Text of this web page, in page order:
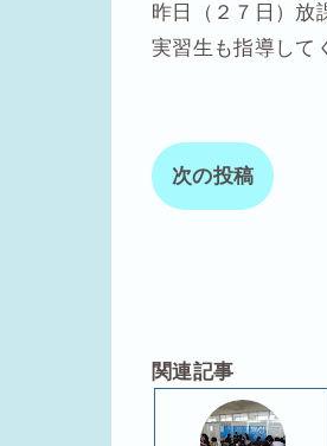
昨日（２７日）放
実習生も指導して
次の投稿
関連記事